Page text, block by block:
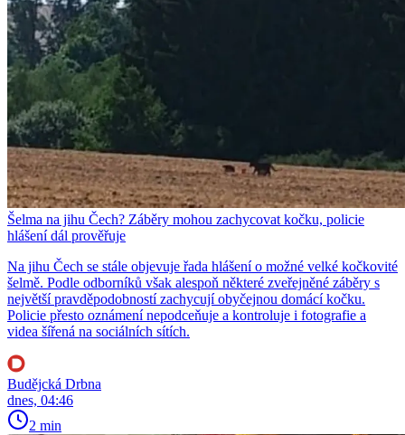
Šelma na jihu Čech? Záběry mohou zachycovat kočku, policie
hlášení dál prověřuje
Na jihu Čech se stále objevuje řada hlášení o možné velké kočkovité
šelmě. Podle odborníků však alespoň některé zveřejněné záběry s
největší pravděpodobností zachycují obyčejnou domácí kočku.
Policie přesto oznámení nepodceňuje a kontroluje i fotografie a
videa šířená na sociálních sítích.
Budějcká Drbna
dnes, 04:46
2 min